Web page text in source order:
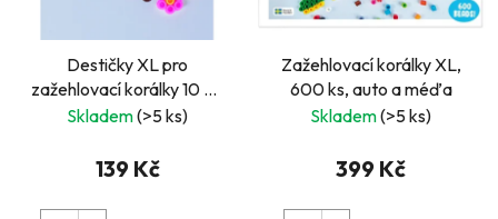
Destičky XL pro
zažehlovací korálky 10 ks,
motýl a srdce
Skladem(>5 ks)
139 Kč
Zažehlovací korálky XL,
600 ks, auto a méďa
Skladem(>5 ks)
399 Kč